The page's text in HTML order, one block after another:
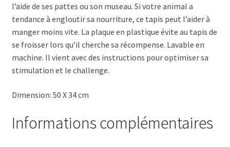
l’aide de ses pattes ou son museau. Si votre animal a
tendance à engloutir sa nourriture, ce tapis peut l’aider à
manger moins vite. La plaque en plastique évite au tapis de
se froisser lors qu’il cherche sa récompense. Lavable en
machine. Il vient avec des instructions pour optimiser sa
stimulation et le challenge.
Dimension: 50 X 34 cm
Informations complémentaires